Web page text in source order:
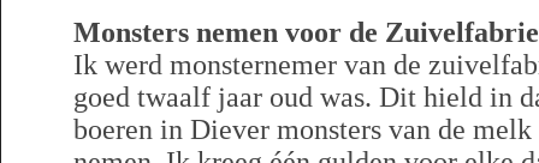
Monsters nemen voor de
Ik werd monsternemer van de
goed twaalf jaar oud was. Dit hield in
boeren in Diever monsters van de